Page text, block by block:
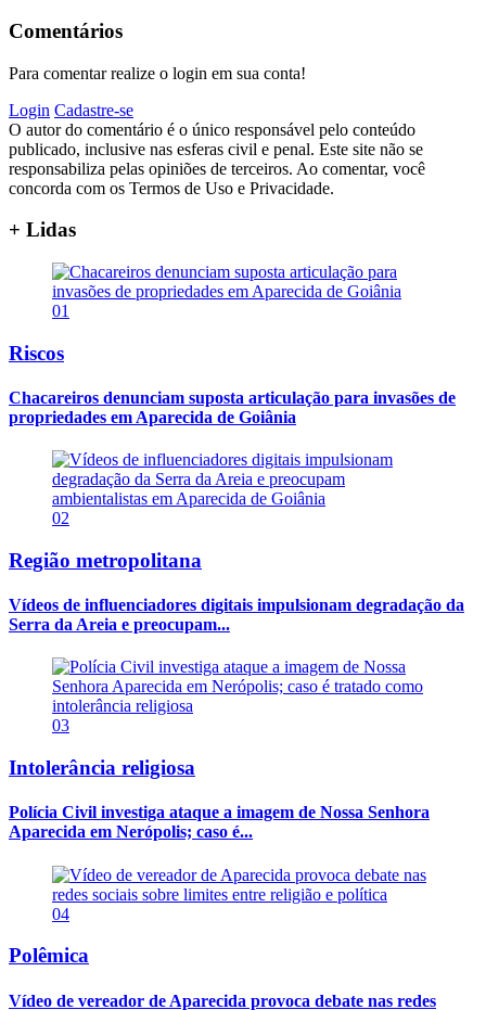
Comentários
Para comentar realize o login em sua conta!
Login Cadastre-se
O autor do comentário é o único responsável pelo conteúdo
publicado, inclusive nas esferas civil e penal. Este site não se
responsabiliza pelas opiniões de terceiros. Ao comentar, você
concorda com os Termos de Uso e Privacidade.
+ Lidas
01
Riscos
Chacareiros denunciam suposta articulação para invasões de
propriedades em Aparecida de Goiânia
02
Região metropolitana
Vídeos de influenciadores digitais impulsionam degradação da
Serra da Areia e preocupam...
03
Intolerância religiosa
Polícia Civil investiga ataque a imagem de Nossa Senhora
Aparecida em Nerópolis; caso é...
04
Polêmica
Vídeo de vereador de Aparecida provoca debate nas redes